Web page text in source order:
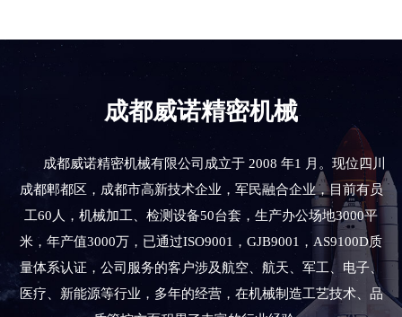
成都威诺精密机械
成都威诺精密机械有限公司成立于 2008 年1 月。现位四川
成都郫都区，成都市高新技术企业，军民融合企业，目前有员
工60人，机械加工、检测设备50台套，生产办公场地3000平
米，年产值3000万，已通过ISO9001，GJB9001，AS9100D质
量体系认证，公司服务的客户涉及航空、航天、军工、电子、
医疗、新能源等行业，多年的经营，在机械制造工艺技术、品